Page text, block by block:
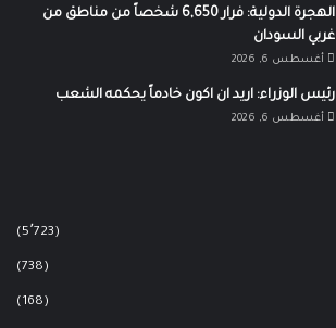
الهجرة الدولية: فرار 6,650 شخصاً من مناطق من
غربي السودان
أغسطس 6, 2026
رئيس الوزراء: اريد ان اكون خادماً يحكمه الشعب
أغسطس 6, 2026
(5٬723)
(738)
(168)